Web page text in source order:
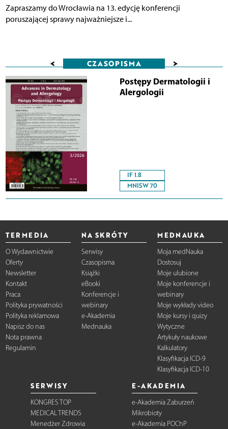
Zapraszamy do Wrocławia na 13. edycję konferencji
poruszającej sprawy najważniejsze i...
< CZASOPISMA >
Postępy Dermatologii i
Alergologii
IF 1.8
MNISW 70
TERMEDIA
O Wydawnictwie
Oferty
Newsletter
Kontakt
Praca
Polityka prywatności
Polityka reklamowa
Napisz do nas
Nota prawna
Regulamin
NA SKRÓTY
Serwisy
Czasopisma
Książki
eBooki
Konferencje i
webinary
e-Akademia
Mednauka
MEDNAUKA
Moja medNauka
Dostosuj
Moje ulubione
Moje konferencje i
webinary
Moje wykłady video
Moje kursy i quizy
Wytyczne
Artykuły naukowe
Kalkulatory
Klasyfikacja ICD-9
Klasyfikacja ICD-10
SERWISY
KONGRES TOP
MEDICAL TRENDS
Menedżer Zdrowia
E-AKADEMIA
e-Akademia Zaburzeń
Mikrobioty
e-Akademia POChP